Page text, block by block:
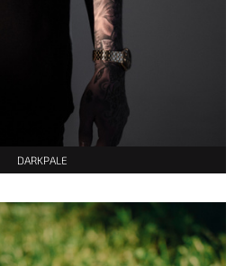
DARKPALE